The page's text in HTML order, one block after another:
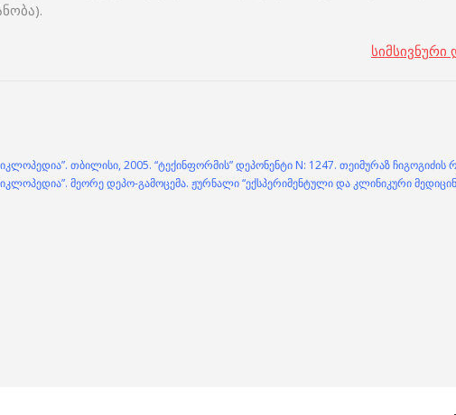
სიმსივნური
თბილისი, 2005. “ტექინფორმის” დეპონენტი N: 1247. თეიმურაზ ჩიგოგიძის
მეორე დეპო-გამოცემა. ჟურნალი “ექსპერიმენტული და კლინიკური